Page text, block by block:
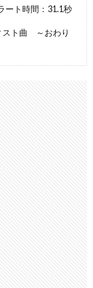
ート時間：31.1秒
スト曲 ～おわり